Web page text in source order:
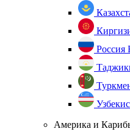
Россия
Америка и